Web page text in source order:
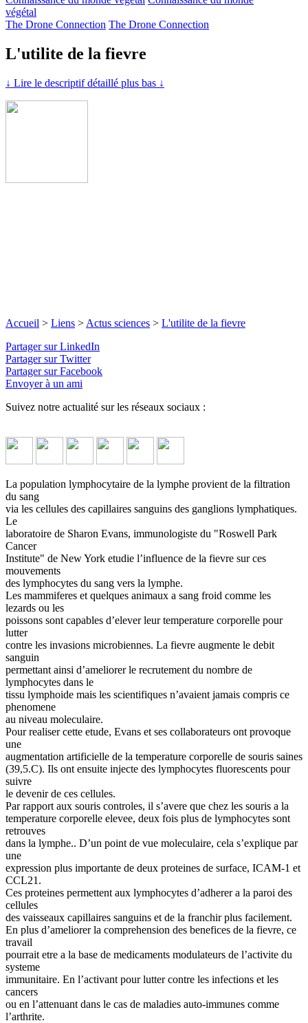
végétal
The Drone Connection The Drone Connection
L'utilite de la fievre
↓ Lire le descriptif détaillé plus bas ↓
Accueil > Liens > Actus sciences > L'utilite de la fievre
Partager sur LinkedIn
Partager sur Twitter
Partager sur Facebook
Envoyer à un ami
Suivez notre actualité sur les réseaux sociaux :
La population lymphocytaire de la lymphe provient de la filtration
du sang
via les cellules des capillaires sanguins des ganglions lymphatiques.
Le
laboratoire de Sharon Evans, immunologiste du "Roswell Park
Cancer
Institute" de New York etudie l’influence de la fievre sur ces
mouvements
des lymphocytes du sang vers la lymphe.
Les mammiferes et quelques animaux a sang froid comme les
lezards ou les
poissons sont capables d’elever leur temperature corporelle pour
lutter
contre les invasions microbiennes. La fievre augmente le debit
sanguin
permettant ainsi d’ameliorer le recrutement du nombre de
lymphocytes dans le
tissu lymphoide mais les scientifiques n’avaient jamais compris ce
phenomene
au niveau moleculaire.
Pour realiser cette etude, Evans et ses collaborateurs ont provoque
une
augmentation artificielle de la temperature corporelle de souris saines
(39,5.C). Ils ont ensuite injecte des lymphocytes fluorescents pour
suivre
le devenir de ces cellules.
Par rapport aux souris controles, il s’avere que chez les souris a la
temperature corporelle elevee, deux fois plus de lymphocytes sont
retrouves
dans la lymphe.. D’un point de vue moleculaire, cela s’explique par
une
expression plus importante de deux proteines de surface, ICAM-1 et
CCL21.
Ces proteines permettent aux lymphocytes d’adherer a la paroi des
cellules
des vaisseaux capillaires sanguins et de la franchir plus facilement.
En plus d’ameliorer la comprehension des benefices de la fievre, ce
travail
pourrait etre a la base de medicaments modulateurs de l’activite du
systeme
immunitaire. En l’activant pour lutter contre les infections et les
cancers
ou en l’attenuant dans le cas de maladies auto-immunes comme
l’arthrite.